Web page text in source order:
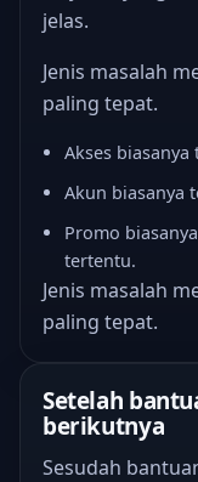
jelas.
Jenis masalah
paling tepat.
Akses
Akun biasanya
Promo
tertentu.
Jenis masalah
paling tepat.
Setelah
berikutnya
Sesudah